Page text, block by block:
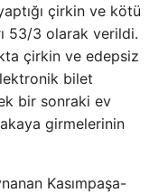
çirkin ve kötü
53/3 olarak verildi.
çirkin ve edepsiz
bilet
bir sonraki ev
girmelerinin
Kasımpaşa-